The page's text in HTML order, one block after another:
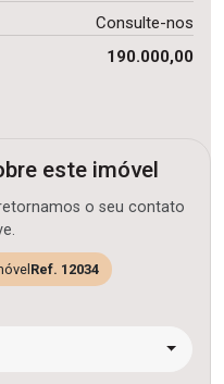
Consulte-nos
190.000,00
este imóvel
o seu contato
Ref. 12034